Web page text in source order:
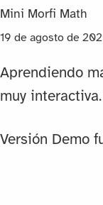
Mini Morfi Math
19 de agosto de
Aprendiendo
muy
Versión Demo